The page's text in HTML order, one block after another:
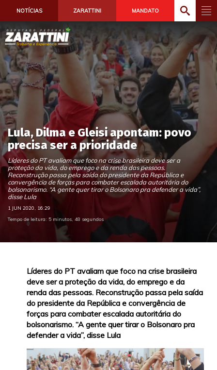
NOTÍCIAS ZARATTINI MANDATO
Lula, Dilma e Gleisi apontam: povo
precisa ser a prioridade
Líderes do PT avaliam que foco na crise brasileira deve ser a
proteção da vida, do emprego e da renda das pessoas.
Reconstrução passa pela saída do presidente da República e
convergência de forças para combater escalada autoritária do
bolsonarismo. “A gente quer tirar o Bolsonaro pra defender a vida”,
disse Lula
1 JUN 2020, 16:29
Tempo de leitura: 5 minutos, 48 segundos
Líderes do PT avaliam que foco na crise brasileira
deve ser a proteção da vida, do emprego e da
renda das pessoas. Reconstrução passa pela saída
do presidente da República e convergência de
forças para combater escalada autoritária do
bolsonarismo. “A gente quer tirar o Bolsonaro pra
defender a vida”, disse Lula